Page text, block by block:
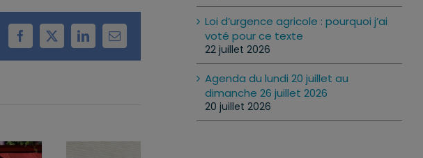
Facebook
X LinkedInEmail
Loi d’urgence agricole : pourquoi j’ai
voté pour ce texte
22 juillet 2026
Agenda du lundi 20 juillet au
dimanche 26 juillet 2026
20 juillet 2026